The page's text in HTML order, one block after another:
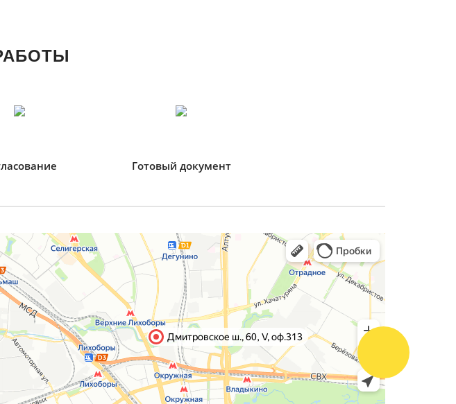
Готовый документ